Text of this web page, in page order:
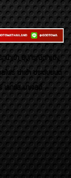
นำเข้า อุปกรณ์ตกแต่ง
ไฟร์ นำเข้า ประดับยนต์
เลกซัส มาเจสตี้